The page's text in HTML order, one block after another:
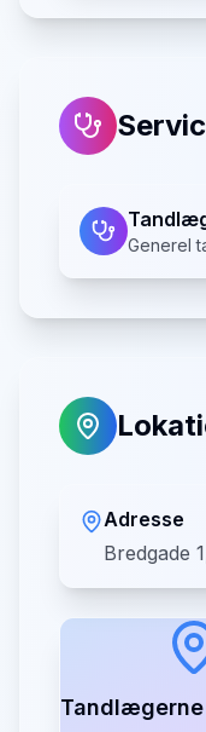
Generel
Adresse
Bredgade